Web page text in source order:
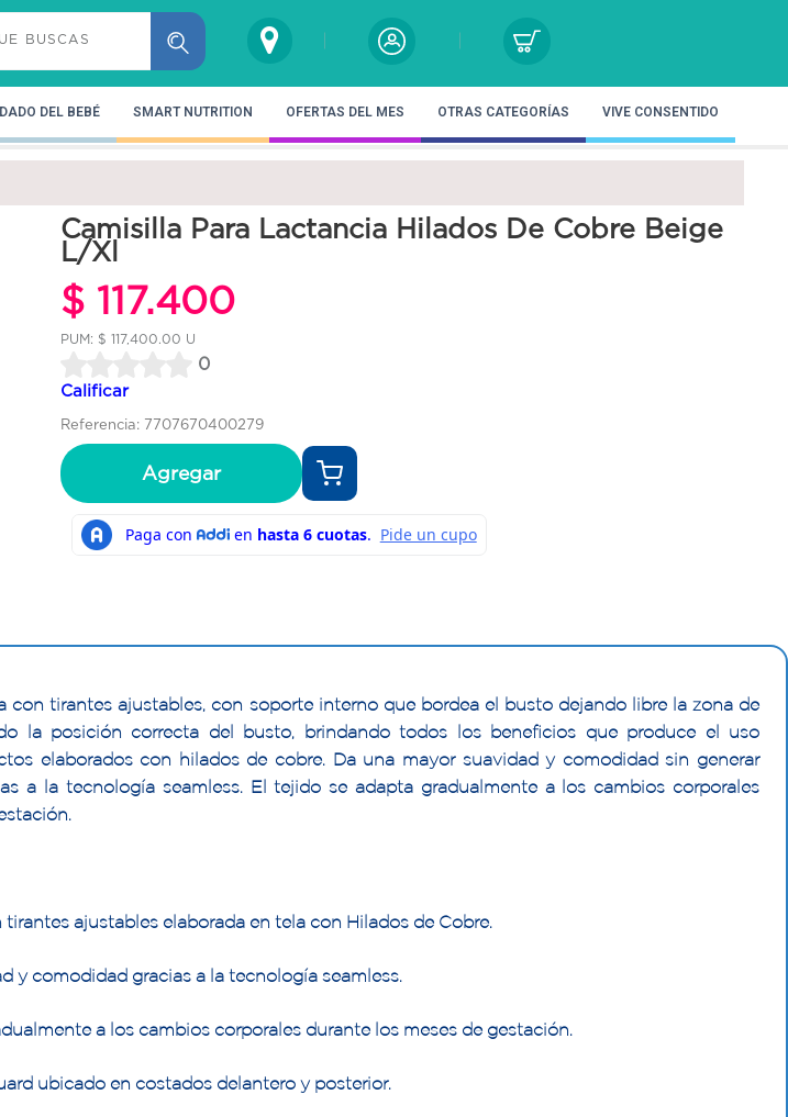
DEL BEBÉ SMART NUTRITION OFERTAS DEL MES OTRAS CATEGORÍAS VIVE CONSENTIDO
Camisilla Para Lactancia Hilados De Cobre Beige
L/Xl
$ 117.400
PUM: $ 117,400.00 U
0
Calificar
Referencia: 7707670400279
Agregar
con tirantes ajustables, con soporte interno que bordea el busto dejando libre la zona de
la posición correcta del busto, brindando todos los beneficios que produce el uso
elaborados con hilados de cobre. Da una mayor suavidad y comodidad sin generar
a la tecnología seamless. El tejido se adapta gradualmente a los cambios corporales
ajustables elaborada en tela con Hilados de Cobre.
y comodidad gracias a la tecnología seamless.
a los cambios corporales durante los meses de gestación.
ubicado en costados delantero y posterior.